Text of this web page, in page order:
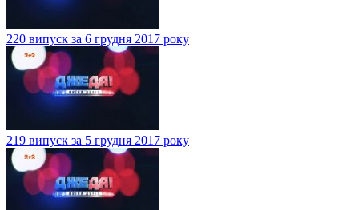
220 випуск за 6 грудня 2017 року
219 випуск за 5 грудня 2017 року